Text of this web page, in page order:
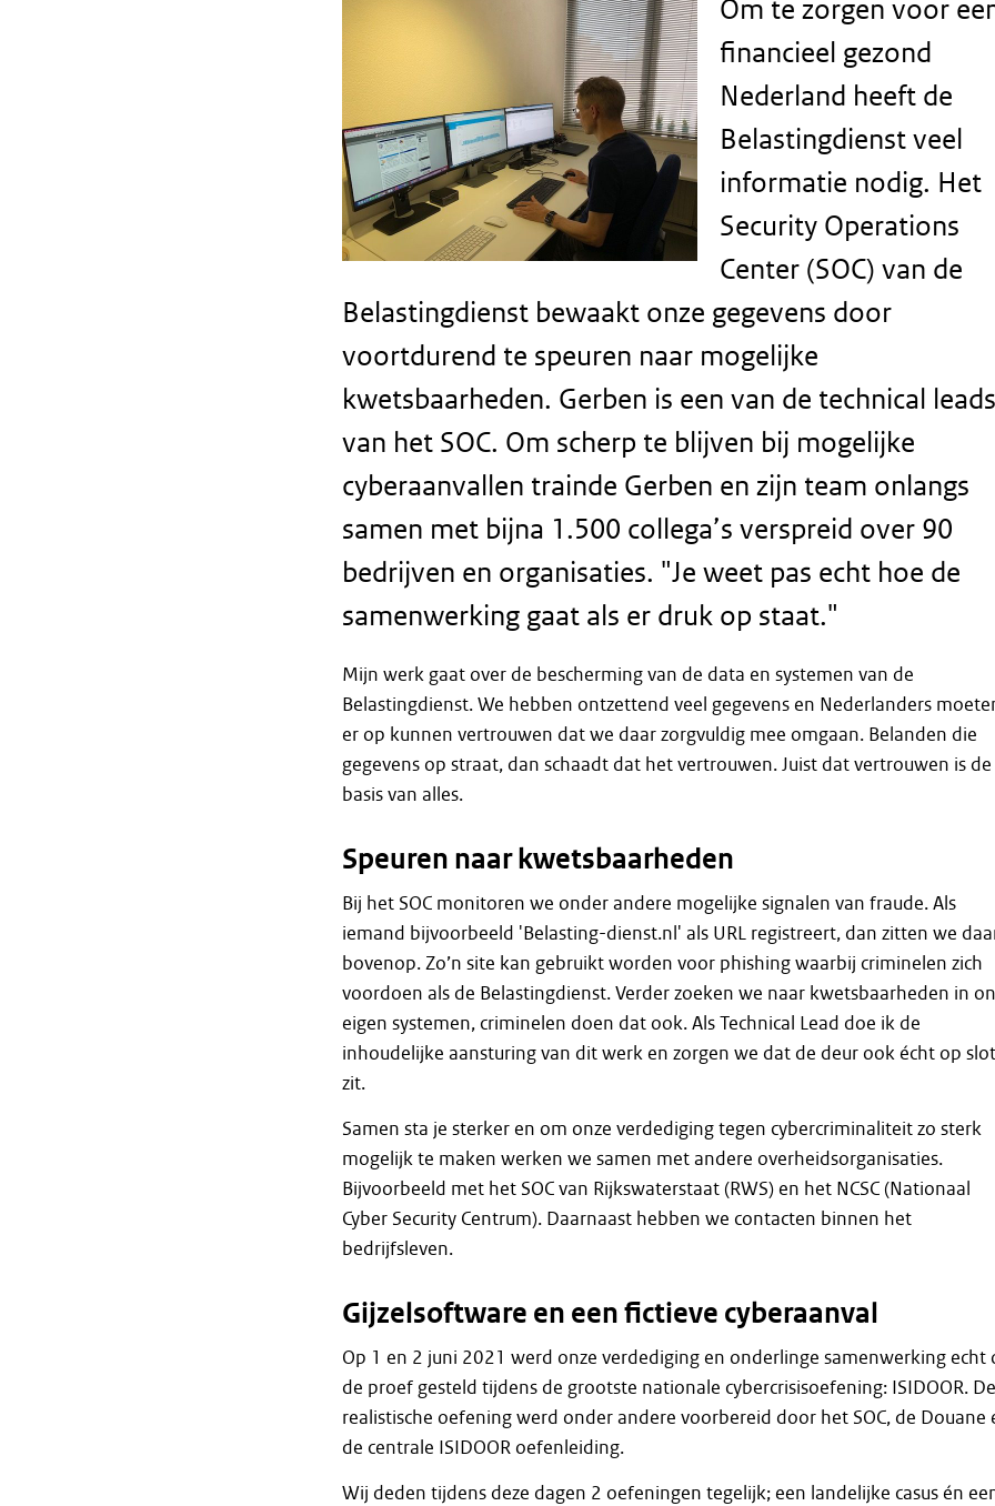
Om te zorgen voor
financieel gezond
Nederland heeft de
Belastingdienst veel
informatie nodig. Het
Security Operations
Center (SOC) van de
Belastingdienst bewaakt onze gegevens door
voortdurend te speuren naar mogelijke
kwetsbaarheden. Gerben is een van de technical leads
van het SOC. Om scherp te blijven bij mogelijke
cyberaanvallen trainde Gerben en zijn team onlangs
samen met bijna 1.500 collega’s verspreid over 90
bedrijven en organisaties. "Je weet pas echt hoe de
samenwerking gaat als er druk op staat."
Mijn werk gaat over de bescherming van de data en systemen van de
Belastingdienst. We hebben ontzettend veel gegevens en Nederlanders
er op kunnen vertrouwen dat we daar zorgvuldig mee omgaan. Belanden die
gegevens op straat, dan schaadt dat het vertrouwen. Juist dat vertrouwen is de
basis van alles.
Speuren naar kwetsbaarheden
Bij het SOC monitoren we onder andere mogelijke signalen van fraude. Als
iemand bijvoorbeeld 'Belasting-dienst.nl' als URL registreert, dan zitten we
bovenop. Zo’n site kan gebruikt worden voor phishing waarbij criminelen zich
voordoen als de Belastingdienst. Verder zoeken we naar kwetsbaarheden in
eigen systemen, criminelen doen dat ook. Als Technical Lead doe ik de
inhoudelijke aansturing van dit werk en zorgen we dat de deur ook écht op slot
zit.
Samen sta je sterker en om onze verdediging tegen cybercriminaliteit zo sterk
mogelijk te maken werken we samen met andere overheidsorganisaties.
Bijvoorbeeld met het SOC van Rijkswaterstaat (RWS) en het NCSC (Nationaal
Cyber Security Centrum). Daarnaast hebben we contacten binnen het
bedrijfsleven.
Gijzelsoftware en een fictieve cyberaanval
Op 1 en 2 juni 2021 werd onze verdediging en onderlinge samenwerking echt
de proef gesteld tijdens de grootste nationale cybercrisisoefening: ISIDOOR.
realistische oefening werd onder andere voorbereid door het SOC, de Douane
de centrale ISIDOOR oefenleiding.
Wij deden tijdens deze dagen 2 oefeningen tegelijk; een landelijke casus én